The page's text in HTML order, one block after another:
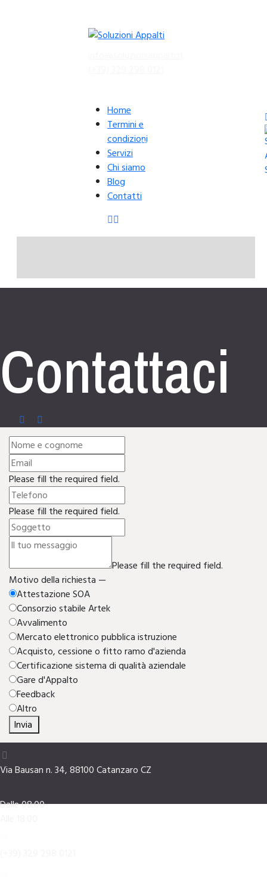
Home
Termini e
condizioni
Servizi
Chi siamo
Blog
Contatti
Preventivo Gratuito
Contattaci
Please fill the required field.
Please fill the required field.
Please fill the required field.
Motivo della richiesta —
Attestazione SOA
Consorzio stabile Artek
Avvalimento
Mercato elettronico pubblica istruzione
Acquisto, cessione o fitto ramo d'azienda
Certificazione sistema di qualità aziendale
Gare d'Appalto
Feedback
Altro
Invia
Via Bausan n. 34, 88100 Catanzaro CZ
Dalle 08:00